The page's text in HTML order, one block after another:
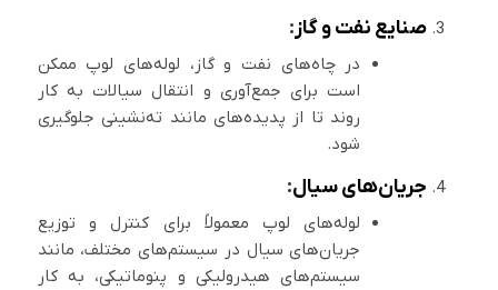
صنایع نفت و گاز:
در چاه‌های نفت و گاز، لوله‌های لوپ ممکن
است برای جمع‌آوری و انتقال سیالات به کار
روند تا از پدیده‌های مانند ته‌نشینی جلوگیری
شود.
جریان‌های سیال:
لوله‌های لوپ معمولاً برای کنترل و توزیع
جریان‌های سیال در سیستم‌های مختلف، مانند
سیستم‌های هیدرولیکی و پنوماتیکی، به کار